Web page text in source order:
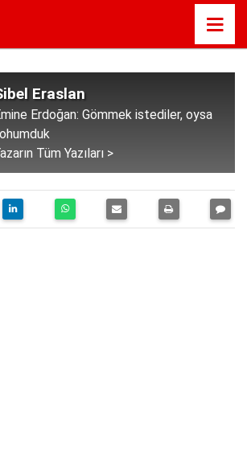
Eraslan
Erdoğan: Gömmek istediler, oysa
Tüm Yazıları >